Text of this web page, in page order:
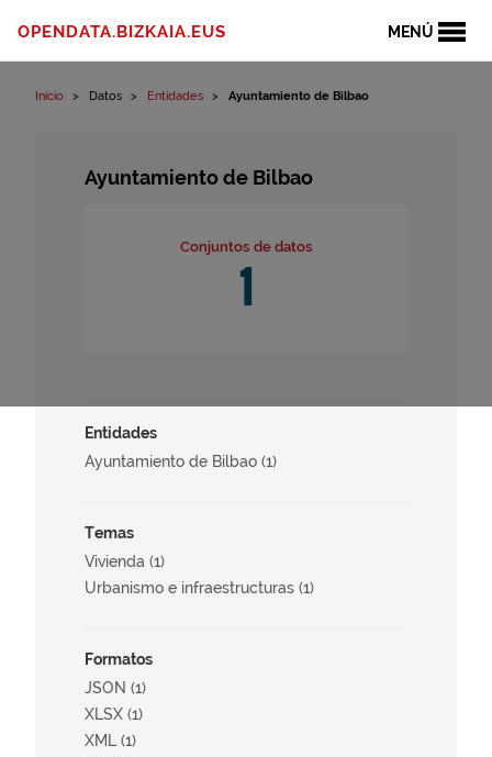
MENÚ
OPENDATA.BIZKAIA.EUS
Inicio Datos Entidades Ayuntamiento de Bilbao
Ayuntamiento de Bilbao
Conjuntos de datos
1
Entidades
Ayuntamiento de Bilbao (1)
Temas
Vivienda (1)
Urbanismo e infraestructuras (1)
Formatos
JSON (1)
XLSX (1)
XML (1)